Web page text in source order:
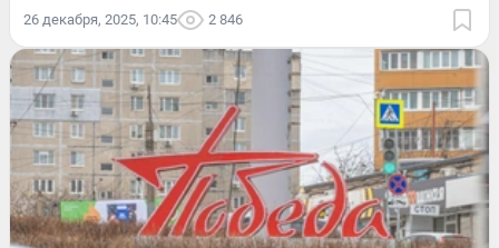
26 декабря, 2025, 10:45 2 846